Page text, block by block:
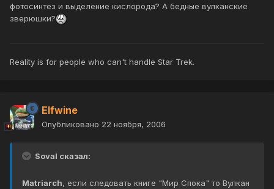
фотосинтез и выделение кислорода? А бедные вулканские
зверюшки?
Reality is for people who can't handle Star Trek.
Elfwine
Опубликовано 22 ноября, 2006
Soval сказал:
Matriarch, если следовать книге "Мир Спока" то Вулкан